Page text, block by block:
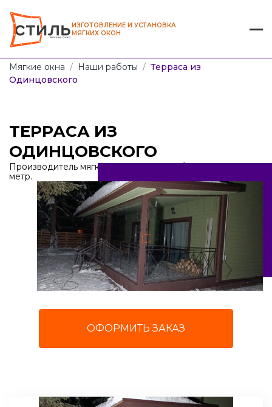
ИЗГОТОВЛЕНИЕ И УСТАНОВКА
МЯГКИХ ОКОН
Мягкие окна / Наши работы / Терраса из
Одинцовского
Производитель мягких окон от 1100 рублей за кв.
метр.
ТЕРРАСА ИЗ
ОДИНЦОВСКОГО
ОФОРМИТЬ ЗАКАЗ